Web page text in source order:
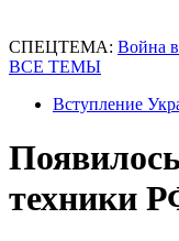
СПЕЦТЕМА: Война
ВСЕ ТЕМЫ
Вступление
техники